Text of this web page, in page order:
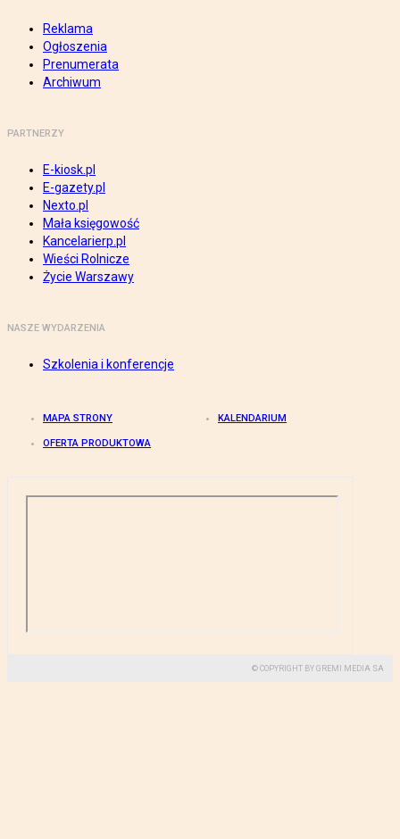
Reklama
Ogłoszenia
Prenumerata
Archiwum
PARTNERZY
E-kiosk.pl
E-gazety.pl
Nexto.pl
Mała księgowość
Kancelarierp.pl
Wieści Rolnicze
Życie Warszawy
NASZE WYDARZENIA
Szkolenia i konferencje
MAPA STRONY KALENDARIUM
OFERTA PRODUKTOWA
© COPYRIGHT BY GREMI MEDIA SA